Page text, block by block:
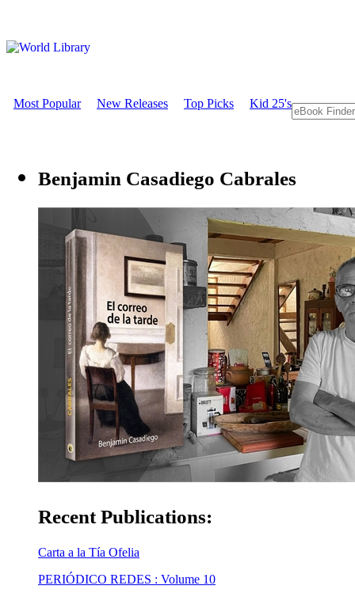
Most Popular New Releases Top Picks Kid 25's
Benjamin Casadiego Cabrales
Recent Publications:
Carta a la Tía Ofelia
PERIÓDICO REDES : Volume 10